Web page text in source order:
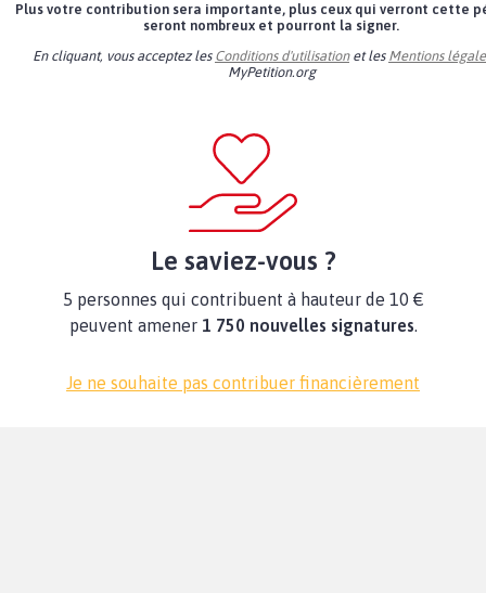
Plus votre contribution sera importante, plus ceux qui verront cette
seront nombreux et pourront la signer.
En cliquant, vous acceptez les Conditions d'utilisationet les Mentions
MyPetition.org
Le saviez-vous ?
5 personnes qui contribuent à hauteur de 10 €
peuvent amener 1 750 nouvelles signatures.
Je ne souhaite pas contribuer financièrement